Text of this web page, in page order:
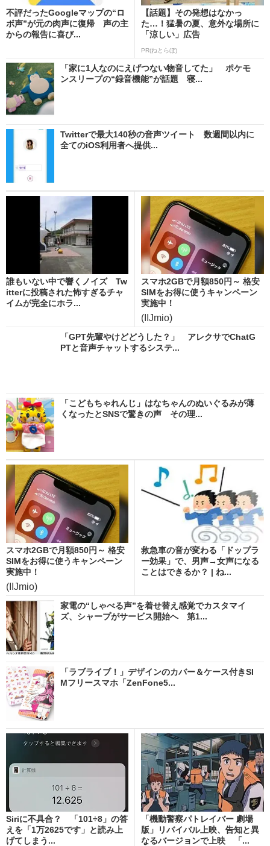
不評だったGoogleマップの“ロ
ボ声”が元の肉声に復帰 声の主
からの報告に喜び...
【話題】その発想はなかっ
た…！猛暑の夏、意外な場所に
「涼しい」広告
PR(ねとらぼ)
「家に1人なのにえげつない物音してた」 ポケモ
ンスリープの“録音機能”が話題 寝...
Twitterで最大140秒の音声ツイート 数週間以内に
全てのiOS利用者へ提供...
誰もいない中で響くノイズ Tw
itterに投稿された怖すぎるチャ
イムが完全にホラ...
スマホ2GBで月額850円～ 格安
SIMをお得に使うキャンペーン
実施中！
(IIJmio)
「GPT先輩やけどどうした？」 アレクサでChatG
PTと音声チャットするシステ...
「こどもちゃれんじ」はなちゃんのぬいぐるみが薄
くなったとSNSで驚きの声 その理...
スマホ2GBで月額850円～ 格安
SIMをお得に使うキャンペーン
実施中！
(IIJmio)
救急車の音が変わる「ドップラ
ー効果」で、男声→女声になる
ことはできるか？ | ね...
家電の“しゃべる声”を着せ替え感覚でカスタマイ
ズ、シャープがサービス開始へ 第1...
「ラブライブ！」デザインのカバー＆ケース付きSI
Mフリースマホ「ZenFone5...
Siriに不具合？ 「101÷8」の答
えを「1万2625です」と読み上
げてしまう...
「機動警察パトレイバー 劇場
版」リバイバル上映、告知と異
なるバージョンで上映 「...